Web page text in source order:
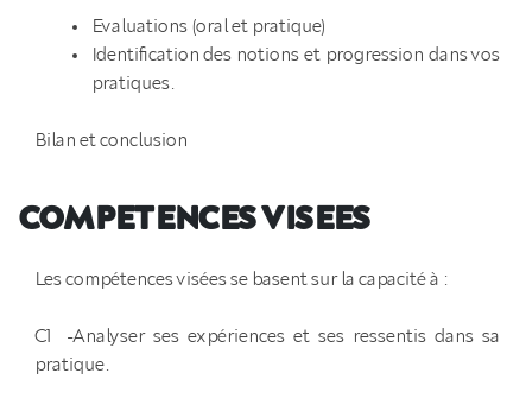
Evaluations (oral et pratique)
Identification des notions et progression dans vos
pratiques.
Bilan et conclusion
COMPETENCES VISEES
Les compétences visées se basent sur la capacité à :
C1 -Analyser ses expériences et ses ressentis dans sa
pratique.